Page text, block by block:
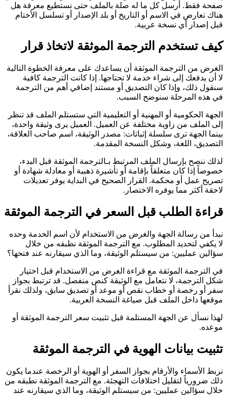
صفحة فقط. أرسل كل ما له صلة بالملف حتى نستطيع معرفة هل
هناك تعارض في الاسم أو التاريخ أو بلد الإصدار أو تسلسل الأختام
قبل إصدار أي نسخة عربية.
كيف تستخدم الترجمة الموثقة لاتخاذ قرار
الغرض من الترجمة الموثقة أن يساعدك على معرفة الخطوة التالية
لا أن يدفعك إلى شراء خدمة لا تحتاجها. إذا كانت الترجمة كافية
سنقول ذلك، وإذا كان التصديق أو مستند إضافي أهم من الترجمة
في هذه المرحلة سنوضح السبب.
الجهة الحكومية أو المهنية أو التعليمية التي ستستلم الملف قد تنظر
إلى الملف من زاوية مختلفة عن العميل. العميل يرى وثيقة واحدة،
بينما الجهة ترى سلسلة إثباتات: مصدر الوثيقة، اسم صاحب العلاقة،
التصديق، اللغة، وشكل النسخة المقدمة.
لذلك ننصح بإرسال الملف المرتبط بـالترجمة الموثقة قبل البدء،
خصوصاً إذا كان متعلقاً بإقامة أو تأشيرة ذهبية أو معادلة شهادة أو
تصريح عمل أو محكمة. القرار الصحيح في البداية يوفر تعديلات
لاحقة أكثر مما يوفره الاختصار.
قراءة الطلب قبل السعر في الترجمة الموثقة
نبدأ من رسالة الجهة والغرض من الاستخدام لأن اسم الخدمة وحده
لا يكفي لتحديد المطلوب. مع الترجمة الموثقة نطبقه من خلال
سؤالين عمليين: من سيستلم الوثيقة، وما الذي سيقارنه عند فتحها؟
في الترجمة الموثقة مع قراءة الغرض من الاستخدام قبل اختيار
شكل الترجمة، لا نتعامل مع الوثيقة كنص منفصل. قد ترتبط بجواز
سفر أو رخصة أو خطاب نقص أو موعد أو تصديق سابق، ولذلك نقرأ
موقعها داخل الملف قبل صياغة النسخة العربية.
لهذا نسأل عن الجهة المستلمة قبل تثبيت سعر الترجمة الموثقة أو
موعده.
تثبيت بيانات الهوية في الترجمة الموثقة
نربط الأسماء والأرقام بجواز السفر أو الهوية أو الرخصة عندما يكون
ذلك ضرورياً لتقليل اختلافات التهجئة. مع الترجمة الموثقة نطبقه من
خلال سؤالين عمليين: من سيستلم الوثيقة، وما الذي سيقارنه عند